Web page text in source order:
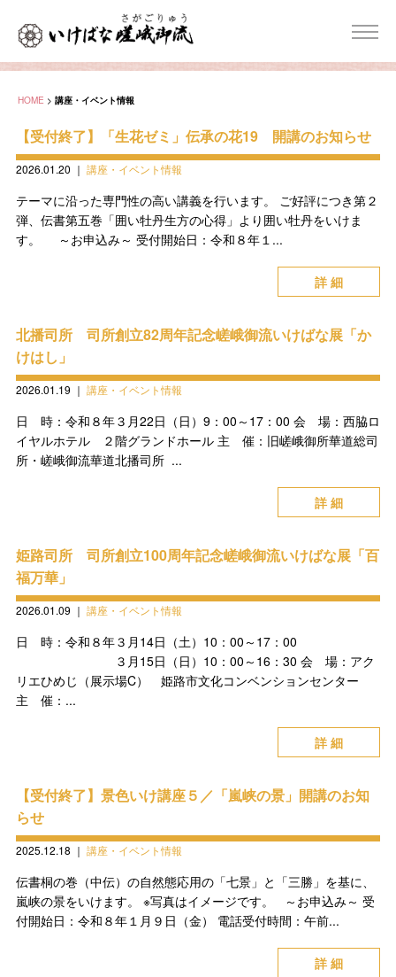
HOME > 講座・イベント情報
【受付終了】「生花ゼミ」伝承の花19 開講のお知らせ
2026.01.20 ｜ 講座・イベント情報
テーマに沿った専門性の高い講義を行います。 ご好評につき第２
弾、伝書第五巻「囲い牡丹生方の心得」より囲い牡丹をいけま
す。 ～お申込み～ 受付開始日：令和８年１...
詳 細
北播司所 司所創立82周年記念嵯峨御流いけばな展「か
けはし」
2026.01.19 ｜ 講座・イベント情報
日 時：令和８年３月22日（日）9：00～17：00 会 場：西脇ロ
イヤルホテル ２階グランドホール 主 催：旧嵯峨御所華道総司
所・嵯峨御流華道北播司所 ...
詳 細
姫路司所 司所創立100周年記念嵯峨御流いけばな展「百
福万華」
2026.01.09 ｜ 講座・イベント情報
日 時：令和８年３月14日（土）10：00～17：00
３月15日（日）10：00～16：30 会 場：アク
リエひめじ（展示場C） 姫路市文化コンベンションセンター
主 催：...
詳 細
【受付終了】景色いけ講座５／「嵐峡の景」開講のお知
らせ
2025.12.18 ｜ 講座・イベント情報
伝書桐の巻（中伝）の自然態応用の「七景」と「三勝」を基に、
嵐峡の景をいけます。 ※写真はイメージです。 ～お申込み～ 受
付開始日：令和８年１月９日（金） 電話受付時間：午前...
詳 細